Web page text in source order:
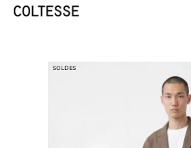
Skip
SOLDES